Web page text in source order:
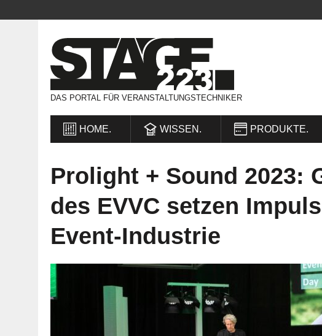
DAS PORTAL FÜR VERANSTALTUNGSTECHNIKER
HOME. WISSEN. PRODUKTE.
Prolight + Sound 2023:
des EVVC setzen
Event-Industrie